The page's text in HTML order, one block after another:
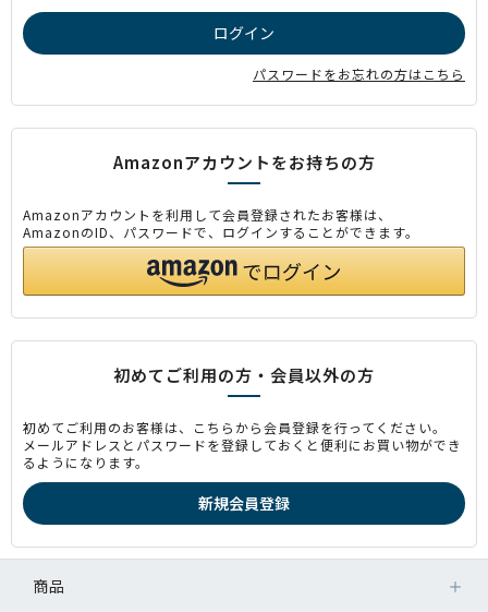
パスワードをお忘れの方はこちら
Amazonアカウントをお持ちの方
Amazonアカウントを利用して会員登録されたお客様は、
AmazonのID、パスワードで、ログインすることができます。
初めてご利用の方・会員以外の方
初めてご利用のお客様は、こちらから会員登録を行ってください。
メールアドレスとパスワードを登録しておくと便利にお買い物ができ
るようになります。
商品